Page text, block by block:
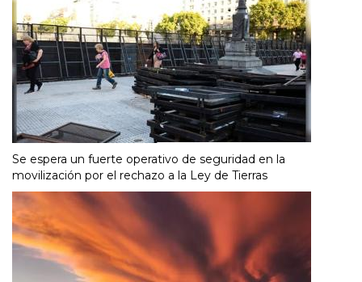
Se espera un fuerte operativo de seguridad en la
movilización por el rechazo a la Ley de Tierras